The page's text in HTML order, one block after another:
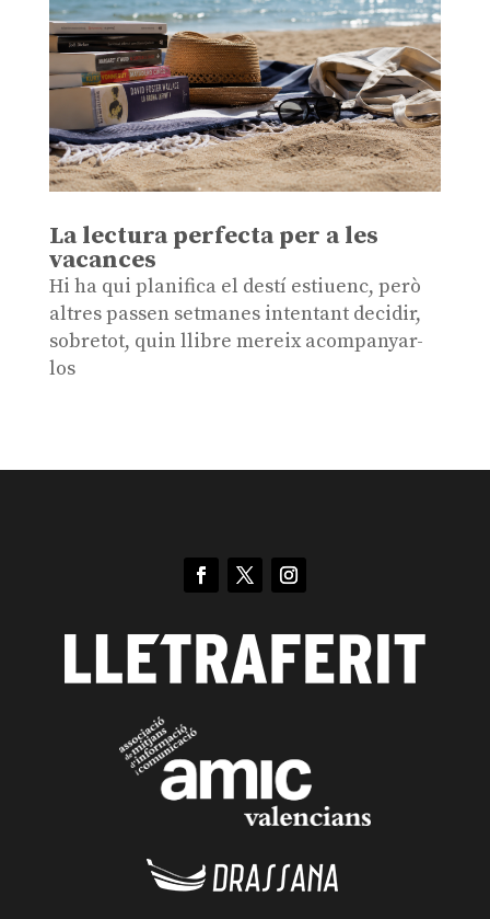
La lectura perfecta per a les
vacances
Hi ha qui planifica el destí estiuenc, però
altres passen setmanes intentant decidir,
sobretot, quin llibre mereix acompanyar-
los